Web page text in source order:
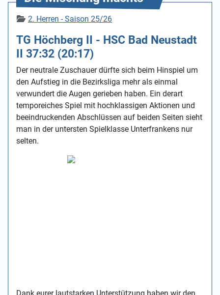
Details2. Herren - Saison 25/26
TG Höchberg II - HSC Bad Neustadt
II 37:32 (20:17)
Der neutrale Zuschauer dürfte sich beim Hinspiel um
den Aufstieg in die Bezirksliga mehr als einmal
verwundert die Augen gerieben haben. Ein derart
temporeiches Spiel mit hochklassigen Aktionen und
beeindruckenden Abschlüssen auf beiden Seiten sieht
man in der untersten Spielklasse Unterfrankens nur
selten.